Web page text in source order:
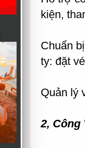
kiện,
Chuẩn
ty: đặt
Quản lý
2, Công